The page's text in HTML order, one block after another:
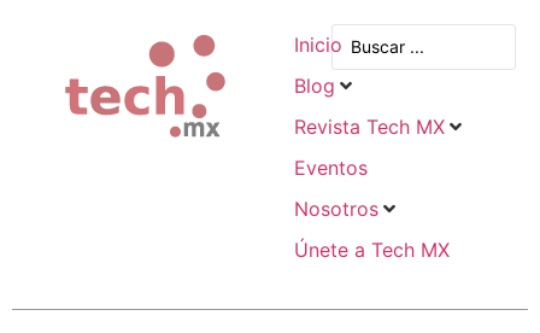
Inicio
Blog
Revista Tech MX
Eventos
Nosotros
Únete a Tech MX